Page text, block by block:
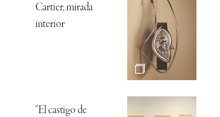
Cartier, mirada
interior
“El castigo de